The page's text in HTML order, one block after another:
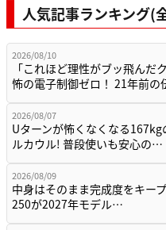
人気記事ランキング(
2026/08/10
「これほど理性がブッ飛んだ
怖の電子制御ゼロ！ 21年前
2026/08/07
Uターンが怖くなくなる167kg
ルカウル! 普段使いも安心の…
2026/08/09
中身はそのまま完成度をキー
250が2027年モデル…